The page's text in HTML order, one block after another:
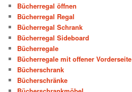
Bücherregal öffnen
Bücherregal Regal
Bücherregal Schrank
Bücherregal Sideboard
Bücherregale
Bücherregale mit offener Vorderseite
Bücherschrank
Bücherschränke